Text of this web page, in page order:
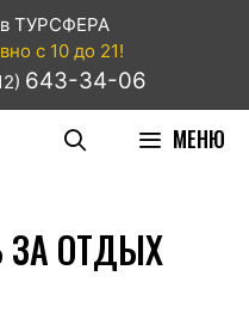
ТУРСФЕРА
с 10 до 21!
643-34-06
МЕНЮ
ЗА ОТДЫХ